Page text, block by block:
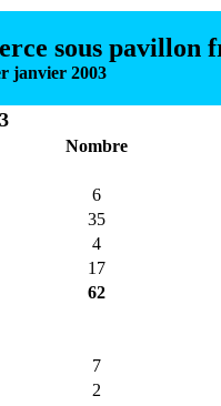
sous pavillon
janvier 2003
Nombre
6
35
4
17
62
7
2